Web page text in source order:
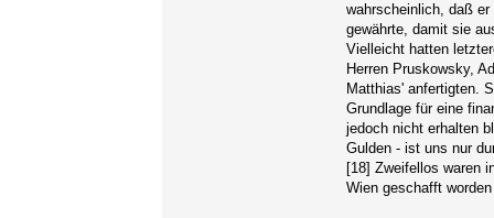
wahrscheinlich, daß
gewährte, damit sie
Vielleicht hatten
Herren Pruskowsky,
Matthias' anfertigten.
Grundlage für eine
jedoch nicht erhalten
Gulden - ist uns nur
[18] Zweifellos waren
Wien geschafft